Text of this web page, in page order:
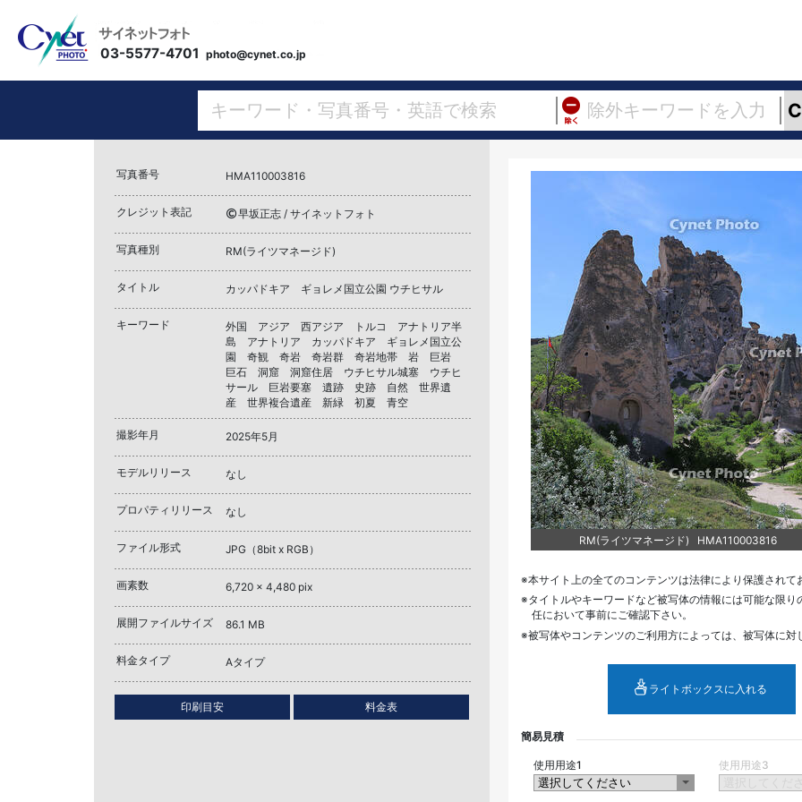
03-5577-4701 photo@cynet.co.jp
写真番号 HMA110003816
クレジット表記 早坂正志 / サイネットフォト
写真種別 RM(ライツマネージド)
タイトル カッパドキア ギョレメ国立公園 ウチヒサル
キーワード
外国 アジア 西アジア トルコ アナトリア半
島 アナトリア カッパドキア ギョレメ国立公
園 奇観 奇岩 奇岩群 奇岩地帯 岩 巨岩
巨石 洞窟 洞窟住居 ウチヒサル城塞 ウチヒ
サール 巨岩要塞 遺跡 史跡 自然 世界遺
産 世界複合遺産 新緑 初夏 青空
撮影年月 2025年5月
モデルリリース なし
プロパティリリース なし
ファイル形式 JPG（8bit x RGB）
画素数 6,720 x 4,480 pix
展開ファイルサイズ 86.1 MB
料金タイプ Aタイプ
印刷目安 料金表
RM(ライツマネージド) HMA110003816
本サイト上の全てのコンテンツは法律により保護され
タイトルやキーワードなど被写体の情報には可能な限
任において事前にご確認下さい。
被写体やコンテンツのご利用方によっては、被写体に
ライトボックスに入れる
簡易見積
使用用途1 使用用途3